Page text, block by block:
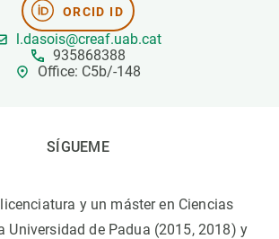
ORCID ID
l.dasois@creaf.uab.cat
935868388
Office: C5b/-148
SÍGUEME
y un máster en Ciencias
Universidad de Padua (2015, 2018) y